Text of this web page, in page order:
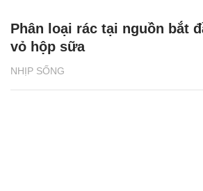
NHỊP SỐNG
Phân loại rác tại nguồn bắt
vỏ hộp sữa